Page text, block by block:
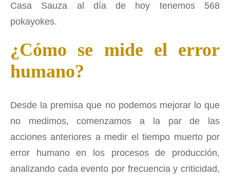
Casa Sauza al día de hoy tenemos 568
pokayokes.
¿Cómo se mide el error
humano?
Desde la premisa que no podemos mejorar lo que
no medimos, comenzamos a la par de las
acciones anteriores a medir el tiempo muerto por
error humano en los procesos de producción,
analizando cada evento por frecuencia y criticidad,